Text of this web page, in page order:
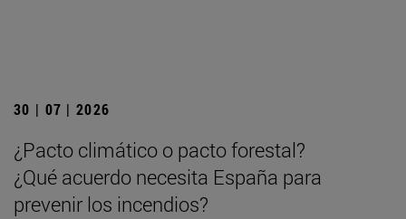
30 | 07 | 2026
¿Pacto climático o pacto forestal?
¿Qué acuerdo necesita España para
prevenir los incendios?